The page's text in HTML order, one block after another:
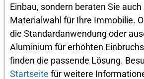
Einbau, sondern beraten Sie
Materialwahl für Ihre Immobilie.
die Standardanwendung oder
Aluminium für erhöhten
finden die passende Lösung.
Startseite für weitere